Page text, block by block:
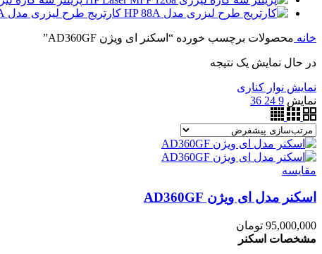
کارتریج طرح لیزری مدل HP 88A
خانه محصولات برچسب خورده “اسکنر ای ویژن AD360GF”
در حال نمایش یک نتیجه
نمایش نوار کناری
نمایش 9
24
36
مقايسه
اسکنر مدل ای ویژن AD360GF
95,000,000 تومان
مشخصات اسکنر